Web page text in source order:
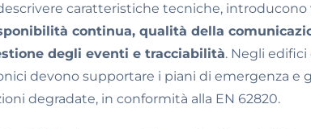
caratteristiche tecniche,
continua, qualità della
degli eventi e tracciabilità. Negli edifici
devono supportare i piani di emergenza e
degradate, in conformità alla EN 62820.